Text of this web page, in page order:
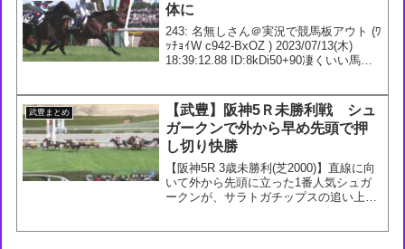
体に
243: 名無しさん＠実況で競馬板アウト (ﾜ
ｯﾁｮｲW c942-BxOZ ) 2023/07/13(木)
18:39:12.88 ID:8kDi50+90凄くいい馬体
武豊まとめ
【武豊】阪神5Ｒ未勝利戦 シュ
ガークンで外から早め先頭で押
し切り快勝
【阪神5R 3歳未勝利(芝2000)】直線に向
いて外から先頭に立った1番人気シュガ
ークンが、サラトガチップスの追い上げ